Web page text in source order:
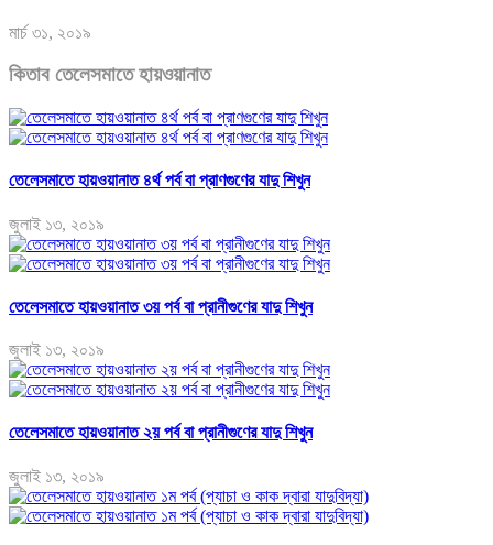
মার্চ ৩১, ২০১৯
কিতাব তেলেসমাতে হায়ওয়ানাত
তেলেসমাতে হায়ওয়ানাত ৪র্থ পর্ব বা প্রাণগুণের যাদু শিখুন
জুলাই ১৩, ২০১৯
তেলেসমাতে হায়ওয়ানাত ৩য় পর্ব বা প্রানীগুণের যাদু শিখুন
জুলাই ১৩, ২০১৯
তেলেসমাতে হায়ওয়ানাত ২য় পর্ব বা প্রানীগুণের যাদু শিখুন
জুলাই ১৩, ২০১৯